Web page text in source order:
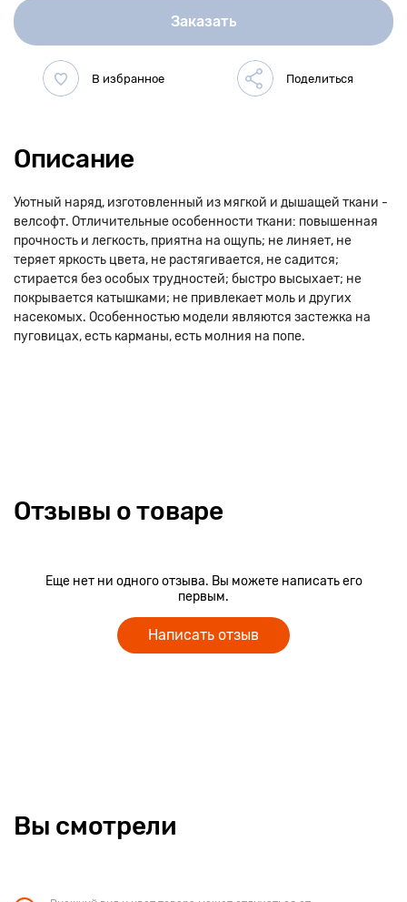
Заказать
Описание
Уютный наряд, изготовленный из мягкой и дышащей ткани -
велсофт. Отличительные особенности ткани: повышенная
прочность и легкость, приятна на ощупь; не линяет, не
теряет яркость цвета, не растягивается, не садится;
стирается без особых трудностей; быстро высыхает; не
покрывается катышками; не привлекает моль и других
насекомых. Особенностью модели являются застежка на
пуговицах, есть карманы, есть молния на попе.
Отзывы о товаре
Еще нет ни одного отзыва. Вы можете написать его
первым.
Написать отзыв
Вы смотрели